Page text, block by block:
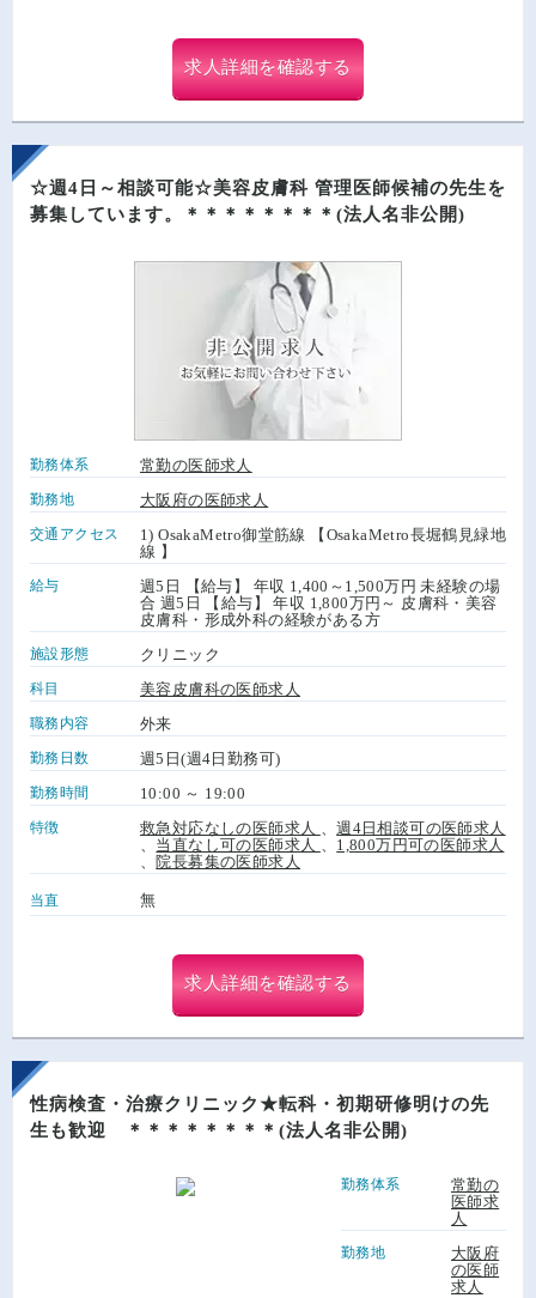
求人詳細を確認する
☆週4日～相談可能☆美容皮膚科 管理医師候補の先生を
募集しています。＊＊＊＊＊＊＊＊(法人名非公開)
勤務体系 常勤の医師求人
勤務地 大阪府の医師求人
交通アクセス
1) OsakaMetro御堂筋線 【OsakaMetro長堀鶴見緑地
線 】
給与
週5日 【給与】 年収 1,400～1,500万円 未経験の場
合 週5日 【給与】 年収 1,800万円～ 皮膚科・美容
皮膚科・形成外科の経験がある方
施設形態 クリニック
科目 美容皮膚科の医師求人
職務内容 外来
勤務日数 週5日(週4日勤務可)
勤務時間 10:00 ～ 19:00
特徴 救急対応なしの医師求人 、週4日相談可の医師求人
当直なし可の医師求人
1,800万円可の医師求人
院長募集の医師求人
当直 無
求人詳細を確認する
性病検査・治療クリニック★転科・初期研修明けの先
生も歓迎 ＊＊＊＊＊＊＊＊(法人名非公開)
勤務体系
常勤の
医師求
人
勤務地
大阪府
の医師
求人